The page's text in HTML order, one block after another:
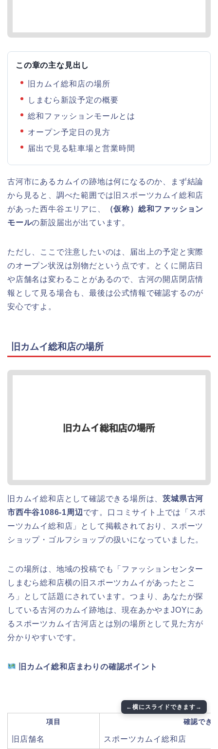
この章の主な見出し
旧カムイ総和店の場所
しまむら新設予定の概要
総和ファッションモールとは
オープン予定日の見方
届出で見る駐車場と営業時間
古河市にあるカムイの跡地は何になるのか、まず結論
から見ると、調べた範囲では旧スポーツカムイ総和店
があった西牛谷エリアに、
（仮称）総和ファッション
モールの新設届出が出ています。
ただし、ここで注意したいのは、届出上の予定と実際
のオープン状況は別物だという点です。とくに開店日
や店舗名は変わることがあるので、古河の開店閉店情
報として見る場合も、最後は公式情報で確認するのが
安心ですよ。
旧カムイ総和店の場所
旧カムイ総和店として確認できる場所は、茨城県古河
市西牛谷1086-1周辺です。口コミサイト上では「スポ
ーツカムイ総和店」として掲載されており、スポーツ
ショップ・ゴルフショップの扱いになっていました。
この場所は、地域の投稿でも「ファッションセンター
しまむら総和店横の旧スポーツカムイがあったとこ
ろ」として話題にされています。つまり、あなたが探
している古河のカムイ跡地は、現在あかやまJOYにあ
るスポーツカムイ古河店とは別の場所として見た方が
分かりやすいです。
旧カムイ総和店まわりの確認ポイント
項目 確認でき
旧店舗名 スポーツカムイ総和店